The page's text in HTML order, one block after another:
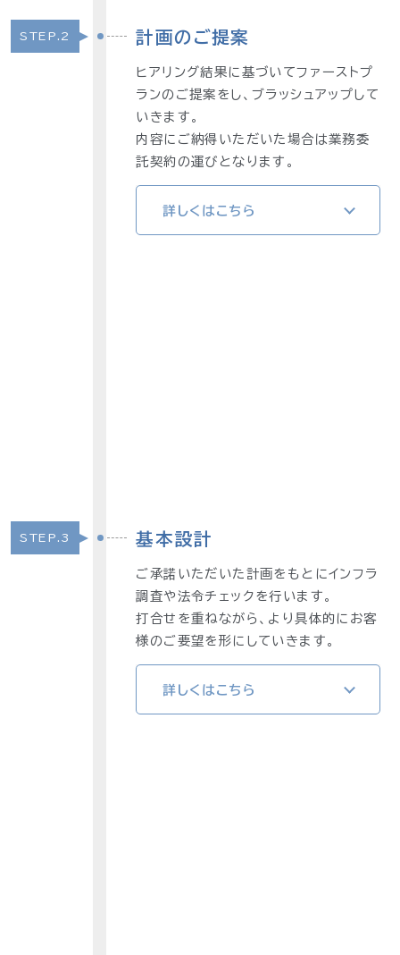
STEP.2 計画のご提案
ヒアリング結果に基づいてファーストプ
ランのご提案をし、ブラッシュアップして
いきます。
内容にご納得いただいた場合は業務委
託契約の運びとなります。
詳しくはこちら
STEP.3 基本設計
ご承諾いただいた計画をもとにインフラ
調査や法令チェックを行います。
打合せを重ねながら、より具体的にお客
様のご要望を形にしていきます。
詳しくはこちら